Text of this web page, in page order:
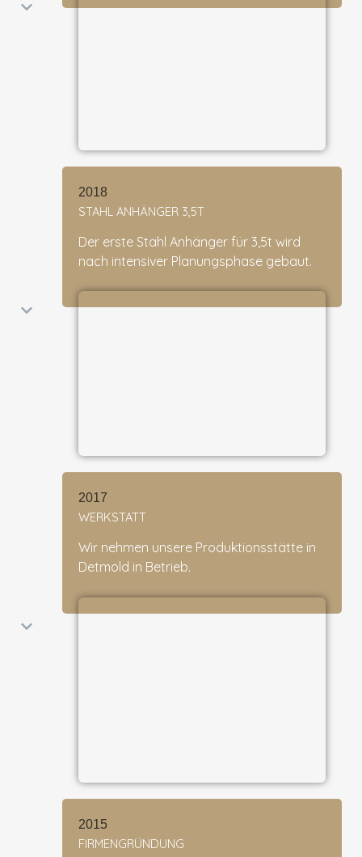
2018
STAHL ANHÄNGER 3,5T
Der erste Stahl Anhänger für 3,5t wird
nach intensiver Planungsphase gebaut.
2017
WERKSTATT
Wir nehmen unsere Produktionsstätte in
Detmold in Betrieb.
2015
FIRMENGRÜNDUNG